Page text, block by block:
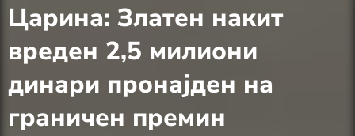
Царина: Златен накит
вреден 2,5 милиони
динари пронајден на
граничен премин